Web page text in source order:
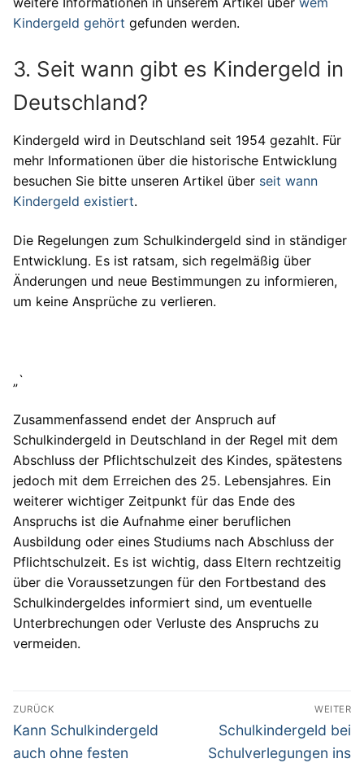
Kindergeld gehört gefunden werden.
3. Seit wann gibt es Kindergeld in
Deutschland?
Kindergeld wird in Deutschland seit 1954 gezahlt. Für
mehr Informationen über die historische Entwicklung
besuchen Sie bitte unseren Artikel über seit wann
Kindergeld existiert.
Die Regelungen zum Schulkindergeld sind in ständiger
Entwicklung. Es ist ratsam, sich regelmäßig über
Änderungen und neue Bestimmungen zu informieren,
um keine Ansprüche zu verlieren.
„`
Zusammenfassend endet der Anspruch auf
Schulkindergeld in Deutschland in der Regel mit dem
Abschluss der Pflichtschulzeit des Kindes, spätestens
jedoch mit dem Erreichen des 25. Lebensjahres. Ein
weiterer wichtiger Zeitpunkt für das Ende des
Anspruchs ist die Aufnahme einer beruflichen
Ausbildung oder eines Studiums nach Abschluss der
Pflichtschulzeit. Es ist wichtig, dass Eltern rechtzeitig
über die Voraussetzungen für den Fortbestand des
Schulkindergeldes informiert sind, um eventuelle
Unterbrechungen oder Verluste des Anspruchs zu
vermeiden.
Beitragsnavigation
ZURÜCK
Vorheriger
Beitrag:
Kann Schulkindergeld
auch ohne festen
WEITER
Nächster
Beitrag:
Schulkindergeld bei
Schulverlegungen ins